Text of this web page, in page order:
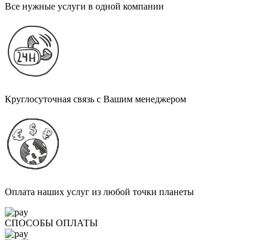
Все нужные услуги в одной компании
Круглосуточная связь с Вашим менеджером
Оплата наших услуг из любой точки планеты
СПОСОБЫ ОПЛАТЫ